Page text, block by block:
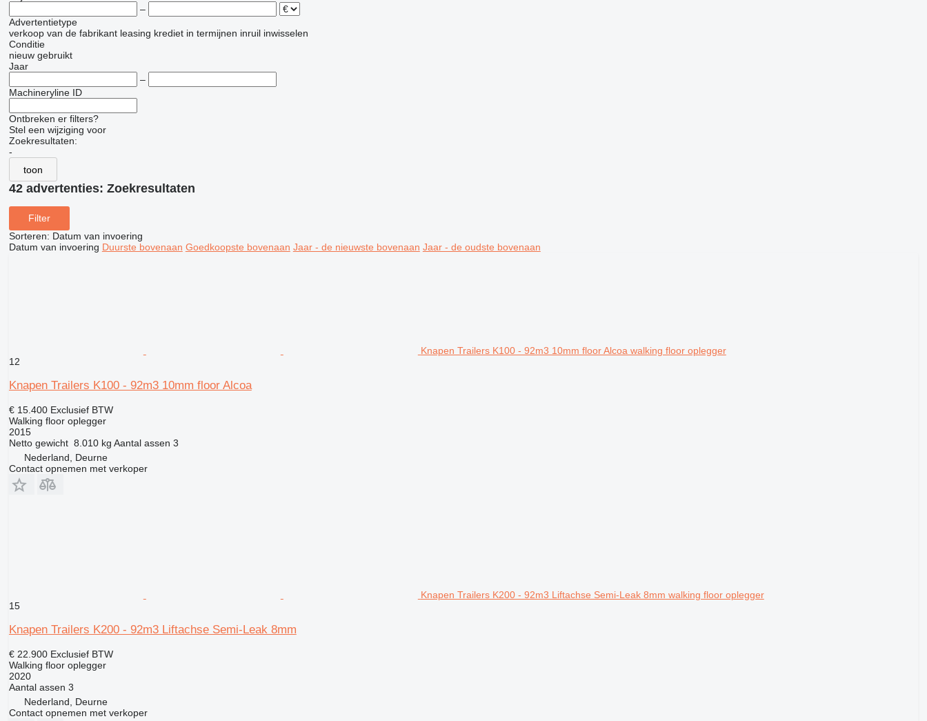
–
Advertentietype
verkoop van de fabrikant leasing krediet in termijnen inruil inwisselen
Conditie
nieuw gebruikt
Jaar
–
Machineryline ID
Ontbreken er filters?
Stel een wijziging voor
Zoekresultaten:
-
toon
42 advertenties: Zoekresultaten
Filter
Sorteren: Datum van invoering
Datum van invoering Duurste bovenaan Goedkoopste bovenaan Jaar - de nieuwste bovenaan Jaar - de oudste bovenaan
Knapen Trailers K100 - 92m3 10mm floor Alcoa walking floor oplegger
12
Knapen Trailers K100 - 92m3 10mm floor Alcoa
€ 15.400 Exclusief BTW
Walking floor oplegger
2015
Netto gewicht 8.010 kg Aantal assen 3
Nederland, Deurne
Contact opnemen met verkoper
Knapen Trailers K200 - 92m3 Liftachse Semi-Leak 8mm walking floor oplegger
15
Knapen Trailers K200 - 92m3 Liftachse Semi-Leak 8mm
€ 22.900 Exclusief BTW
Walking floor oplegger
2020
Aantal assen 3
Nederland, Deurne
Contact opnemen met verkoper